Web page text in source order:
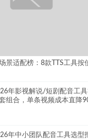
景适配榜：8款TTS工具按
年影视解说/短剧配音工
组合，单条视频成本直降
年中小团队配音工具选型